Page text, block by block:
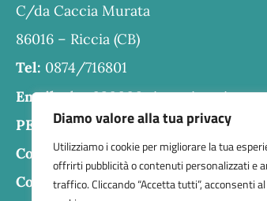
Diamo valore alla tua privacy
Utilizziamo i cookie per migliorare la tua
offrirti pubblicità o contenuti personalizzati e
traffico. Cliccando “Accetta tutti”, acconsenti
C/da Caccia Murata
86016 – Riccia (CB)
Tel: 0874/716801
Email: cbra030006@istruzione.it
PEC:
cbra030006@pec.istruzione.it
Codice fiscale:80004610707
Codice meccanografico:CBRA030006